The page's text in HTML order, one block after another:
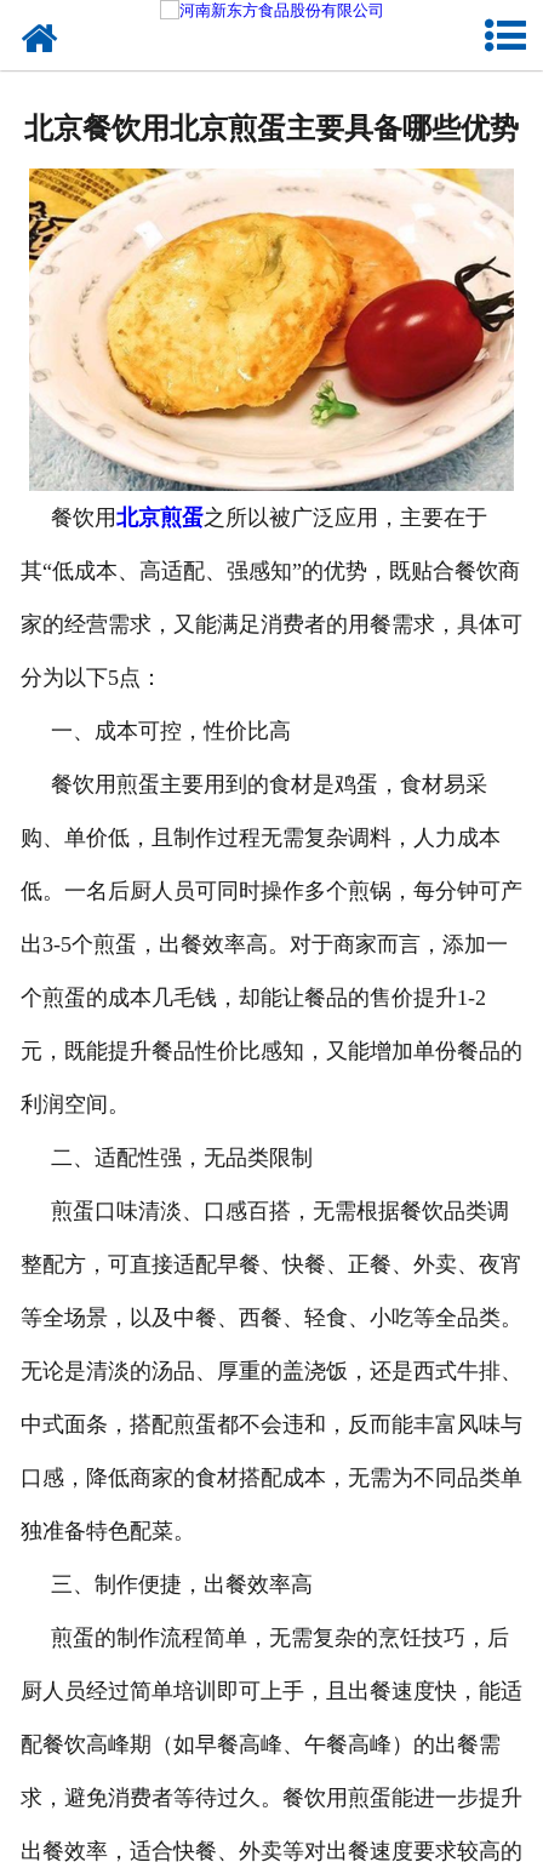
新闻资讯
关于新东方
加入新东方
联系我们
北京餐饮用北京煎蛋主要具备哪些优势
餐饮用北京煎蛋之所以被广泛应用，主要在于
其“低成本、高适配、强感知”的优势，既贴合餐饮商
家的经营需求，又能满足消费者的用餐需求，具体可
分为以下5点：
一、成本可控，性价比高
餐饮用煎蛋主要用到的食材是鸡蛋，食材易采
购、单价低，且制作过程无需复杂调料，人力成本
低。一名后厨人员可同时操作多个煎锅，每分钟可产
出3-5个煎蛋，出餐效率高。对于商家而言，添加一
个煎蛋的成本几毛钱，却能让餐品的售价提升1-2
元，既能提升餐品性价比感知，又能增加单份餐品的
利润空间。
二、适配性强，无品类限制
煎蛋口味清淡、口感百搭，无需根据餐饮品类调
整配方，可直接适配早餐、快餐、正餐、外卖、夜宵
等全场景，以及中餐、西餐、轻食、小吃等全品类。
无论是清淡的汤品、厚重的盖浇饭，还是西式牛排、
中式面条，搭配煎蛋都不会违和，反而能丰富风味与
口感，降低商家的食材搭配成本，无需为不同品类单
独准备特色配菜。
三、制作便捷，出餐效率高
煎蛋的制作流程简单，无需复杂的烹饪技巧，后
厨人员经过简单培训即可上手，且出餐速度快，能适
配餐饮高峰期（如早餐高峰、午餐高峰）的出餐需
求，避免消费者等待过久。餐饮用煎蛋能进一步提升
出餐效率，适合快餐、外卖等对出餐速度要求较高的